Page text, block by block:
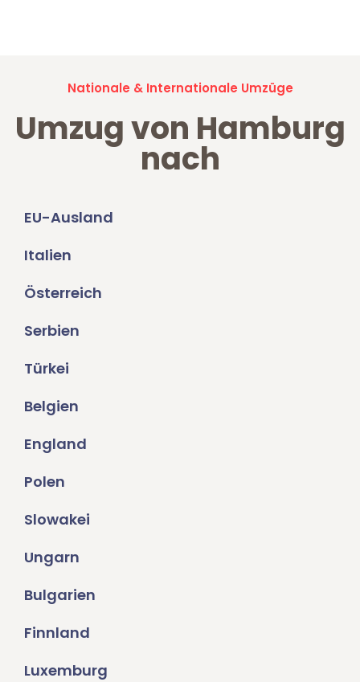
Nationale & Internationale Umzüge
Umzug von Hamburg
nach
EU-Ausland
Italien
Österreich
Serbien
Türkei
Belgien
England
Polen
Slowakei
Ungarn
Bulgarien
Finnland
Luxemburg